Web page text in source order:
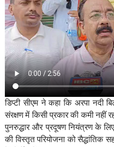
डिप्टी सीएम ने कहा कि अरपा नदी
संरक्षण में किसी प्रकार की कमी नहीं
पुनरुद्धार और प्रदूषण नियंत्रण के
की विस्तृत परियोजना को